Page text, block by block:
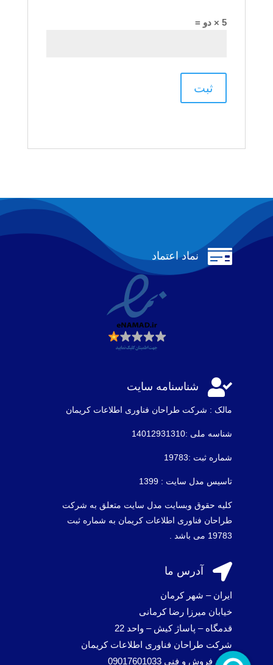
5 × دو =
 نماد اعتماد
 شناسنامه سایت
مالک : شرکت طراحان فناوری اطلاعات كريمان
شناسه ملی :14012931310
شماره ثبت :19783
تاسیس مدل سایت : 1399
کلیه حقوق وبسایت مدل سایت متعلق به شرکت
طراحان فناوری اطلاعات کریمان به شماره ثبت
19783 می باشد .
 آدرس ما
ایران – شهر کرمان
خیابان میرزا رضا کرمانی
قدمگاه – پاساژ کیش – واحد 22
شرکت طراحان فناوری اطلاعات کریمان
واحد فروش و فنی 09017601033